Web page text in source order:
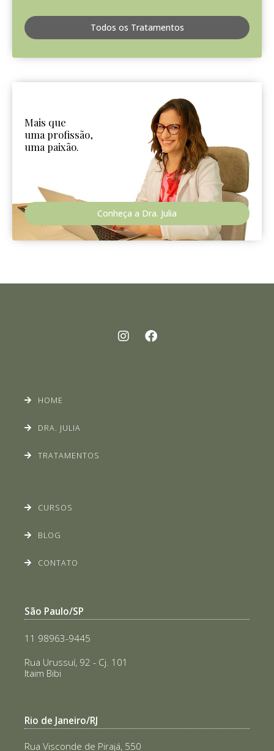
Todos os Tratamentos
Mais que
uma profissão,
uma paixão.
Conheça a Dra. Julia
HOME
DRA. JULIA
TRATAMENTOS
CURSOS
BLOG
CONTATO
São Paulo/SP
11 98963-9445
Rua Urussuí, 92 - Cj. 101
Itaim Bibi
Rio de Janeiro/RJ
Rua Visconde de Pirajá, 550